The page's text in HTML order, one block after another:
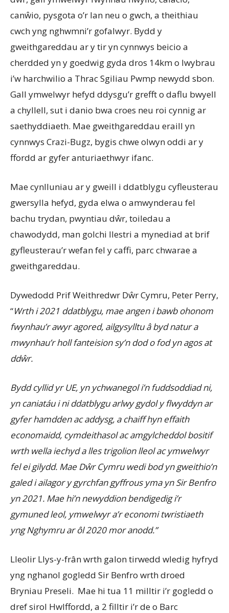
canŵio, pysgota o’r lan neu o gwch, a theithiau
cwch yng nghwmni’r gofalwyr. Bydd y
gweithgareddau ar y tir yn cynnwys beicio a
cherdded yn y goedwig gyda dros 14km o lwybrau
i’w harchwilio a Thrac Sgiliau Pwmp newydd sbon.
Gall ymwelwyr hefyd ddysgu’r grefft o daflu bwyell
a chyllell, sut i danio bwa croes neu roi cynnig ar
saethyddiaeth. Mae gweithgareddau eraill yn
cynnwys Crazi-Bugz, bygis chwe olwyn oddi ar y
ffordd ar gyfer anturiaethwyr ifanc.
Mae cynlluniau ar y gweill i ddatblygu cyfleusterau
gwersylla hefyd, gyda elwa o amwynderau fel
bachu trydan, pwyntiau dŵr, toiledau a
chawodydd, man golchi llestri a mynediad at brif
gyfleusterau’r wefan fel y caffi, parc chwarae a
gweithgareddau.
Dywedodd Prif Weithredwr Dŵr Cymru, Peter Perry,
“Wrth i 2021 ddatblygu, mae angen i bawb ohonom
fwynhau’r awyr agored, ailgysylltu â byd natur a
mwynhau’r holl fanteision sy’n dod o fod yn agos at
ddŵr.
Bydd cyllid yr UE, yn ychwanegol i’n fuddsoddiad ni,
yn caniatáu i ni ddatblygu arlwy gydol y flwyddyn ar
gyfer hamdden ac addysg, a chaiff hyn effaith
economaidd, cymdeithasol ac amgylcheddol bositif
wrth wella iechyd a lles trigolion lleol ac ymwelwyr
fel ei gilydd. Mae Dŵr Cymru wedi bod yn gweithio’n
galed i ailagor y gyrchfan gyffrous yma yn Sir Benfro
yn 2021. Mae hi’n newyddion bendigedig i’r
gymuned leol, ymwelwyr a’r economi twristiaeth
yng Nghymru ar ôl 2020 mor anodd.”
Lleolir Llys-y-frân wrth galon tirwedd wledig hyfryd
yng nghanol gogledd Sir Benfro wrth droed
Bryniau Preseli. Mae hi tua 11 milltir i’r gogledd o
dref sirol Hwlffordd, a 2 filltir i’r de o Barc